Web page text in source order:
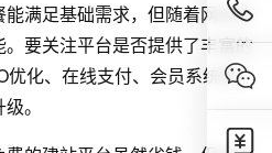
满足基础需求，但随着网站的
要关注平台是否提供了丰富的
化、在线支付、会员系统等，
。